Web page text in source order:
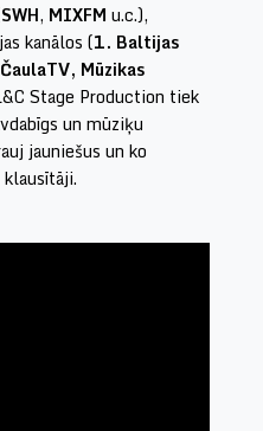
SWH, MIXFM u.c.),
kanālos (1. Baltijas
Mūzikas
Stage Production tiek
un mūziķu
jauniešus un ko